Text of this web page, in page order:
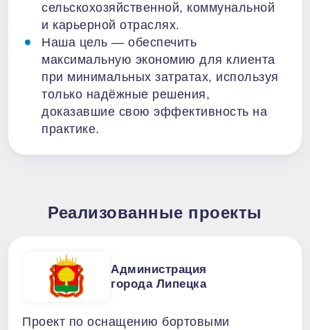
сельскохозяйственной, коммунальной
и карьерной отраслях.
Наша цель — обеспечить
максимальную экономию для клиента
при минимальных затратах, используя
только надёжные решения,
доказавшие свою эффективность на
практике.
Реализованные проекты
Администрация
города Липецка
Проект по оснащению бортовыми